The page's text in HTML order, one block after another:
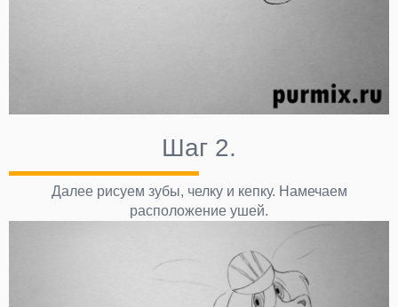
Шаг 2.
Далее рисуем зубы, челку и кепку. Намечаем
расположение ушей.